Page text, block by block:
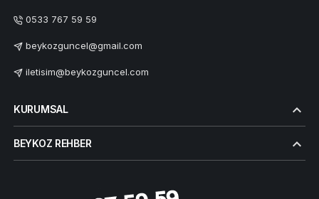
0533 767 59 59
beykozguncel@gmail.com
iletisim@beykozguncel.com
KURUMSAL
BEYKOZ REHBER